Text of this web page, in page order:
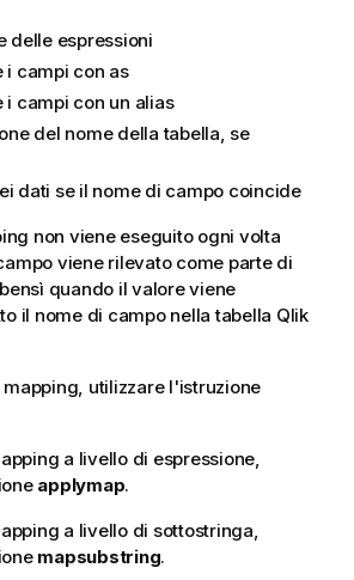
delle espressioni
i campi con as
i campi con un alias
del nome della tabella, se
dati se il nome di campo coincide
non viene eseguito ogni volta
viene rilevato come parte di
quando il valore viene
il nome di campo nella tabella Qlik
utilizzare l'istruzione
a livello di espressione,
applymap.
a livello di sottostringa,
mapsubstring.